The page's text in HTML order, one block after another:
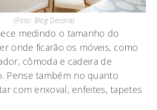
(Foto: Blog Decora)
medindo o tamanho do
onde ficarão os móveis, como
cômoda e cadeira de
Pense também no quanto
com enxoval, enfeites, tapetes